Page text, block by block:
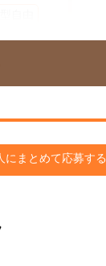
週１～
内勤OK
にまとめて応募する